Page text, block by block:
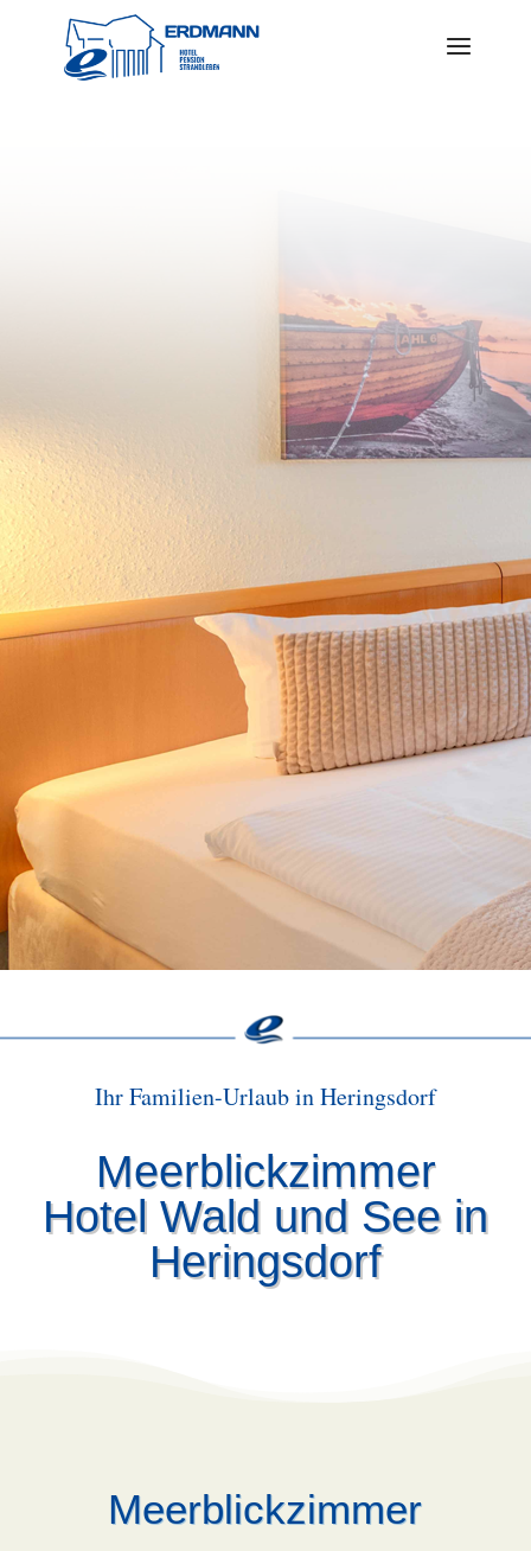
Ihr Familien-Urlaub in Heringsdorf
Meerblickzimmer
Hotel Wald und See in
Heringsdorf
Meerblickzimmer